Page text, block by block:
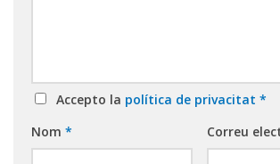
Accepto la política de privacitat *
Nom * Correu